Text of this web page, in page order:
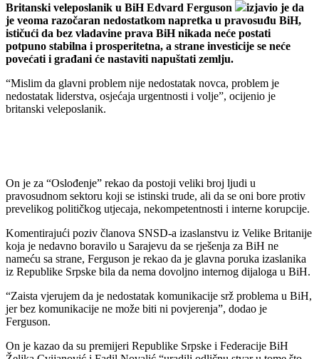
Britanski veleposlanik u BiH Edvard Ferguson
izjavio je da
je veoma razočaran nedostatkom napretka u pravosuđu BiH,
ističući da bez vladavine prava BiH nikada neće postati
potpuno stabilna i prosperitetna, a strane investicije se neće
povećati i građani će nastaviti napuštati zemlju.
“Mislim da glavni problem nije nedostatak novca, problem je
nedostatak liderstva, osjećaja urgentnosti i volje”, ocijenio je
britanski veleposlanik.
On je za “Oslođenje” rekao da postoji veliki broj ljudi u
pravosudnom sektoru koji se istinski trude, ali da se oni bore protiv
prevelikog političkog utjecaja, nekompetentnosti i interne korupcije.
Komentirajući poziv članova SNSD-a izaslanstvu iz Velike Britanije
koja je nedavno boravilo u Sarajevu da se rješenja za BiH ne
nameću sa strane, Ferguson je rekao da je glavna poruka izaslanika
iz Republike Srpske bila da nema dovoljno internog dijaloga u BiH.
“Zaista vjerujem da je nedostatak komunikacije srž problema u BiH,
jer bez komunikacije ne može biti ni povjerenja”, dodao je
Ferguson.
On je kazao da su premijeri Republike Srpske i Federacije BiH